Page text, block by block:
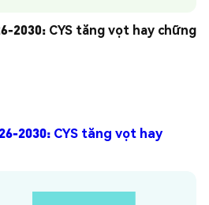
2030: CYS tăng vọt hay chững
2030: CYS tăng vọt hay